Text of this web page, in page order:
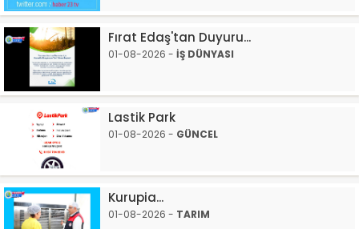
Fırat Edaş'tan Duyuru...
01-08-2026 - İŞ DÜNYASI
Lastik Park
01-08-2026 - GÜNCEL
Kurupia...
01-08-2026 - TARIM